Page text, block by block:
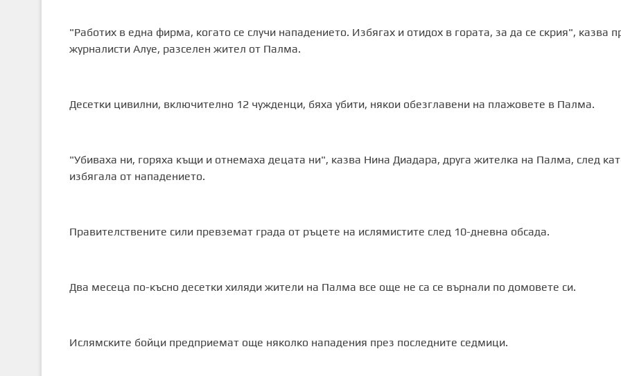
"Работих в една фирма, когато се случи нападението. Избягах и отидох в гората, за да се скрия", казва
журналисти Алуе, разселен жител от Палма.
Десетки цивилни, включително 12 чужденци, бяха убити, някои обезглавени на плажовете в Палма.
"Убиваха ни, горяха къщи и отнемаха децата ни", казва Нина Диадара, друга жителка на Палма, след
избягала от нападението.
Правителствените сили превземат града от ръцете на ислямистите след 10-дневна обсада.
Два месеца по-късно десетки хиляди жители на Палма все още не са се върнали по домовете си.
Ислямските бойци предприемат още няколко нападения през последните седмици.